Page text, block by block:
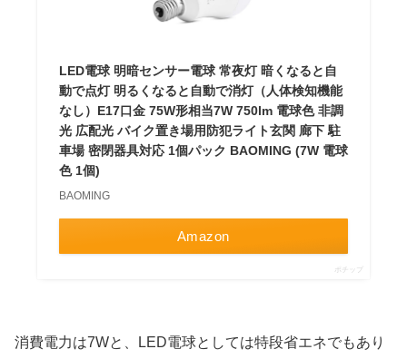
LED電球 明暗センサー電球 常夜灯 暗くなると自
動で点灯 明るくなると自動で消灯（人体検知機能
なし）E17口金 75W形相当7W 750lm 電球色 非調
光 広配光 バイク置き場用防犯ライト玄関 廊下 駐
車場 密閉器具対応 1個パック BAOMING (7W 電球
色 1個)
BAOMING
Amazon
ポチップ
消費電力は7Wと、LED電球としては特段省エネでもあり